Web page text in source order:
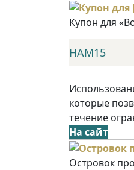
Купон для
НАМ15
которые
течение
На сайт
Островок